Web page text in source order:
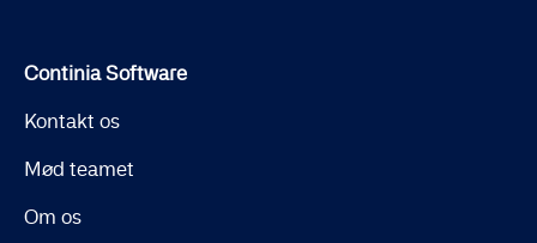
Continia Software
Kontakt os
Mød teamet
Om os